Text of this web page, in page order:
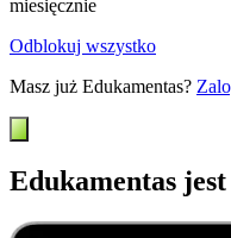
miesięcznie
Odblokuj wszystko
Masz już Edukamentas?
Edukamentas